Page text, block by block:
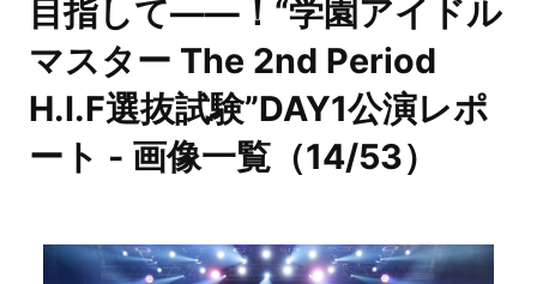
目指して――！“学園アイドル
マスター The 2nd Period
H.I.F選抜試験”DAY1公演レポ
ート - 画像一覧（14/53）